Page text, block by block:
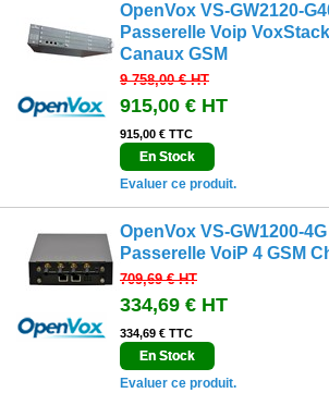
OpenVox VS-GW2120-
Passerelle Voip
Canaux GSM
9 758,00 €HT
915,00 € HT
915,00 € TTC
En Stock
Evaluer ce produit.
OpenVox VS-GW1200-4G
Passerelle VoiP 4 GSM
709,69 €HT
334,69 € HT
334,69 € TTC
En Stock
Evaluer ce produit.